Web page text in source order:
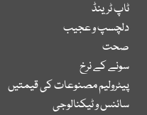
ٹاپ ٹرینڈ
دلچسپ و عجیب
صحت
سونے کے نرخ
پیٹرولیم مصنوعات کی قیمتیں
سائنس و ٹیکنالوجی